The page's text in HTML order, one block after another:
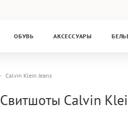
ОБУВЬ АКСЕССУАРЫ
Calvin Klein Jeans
Свитшоты Calvin